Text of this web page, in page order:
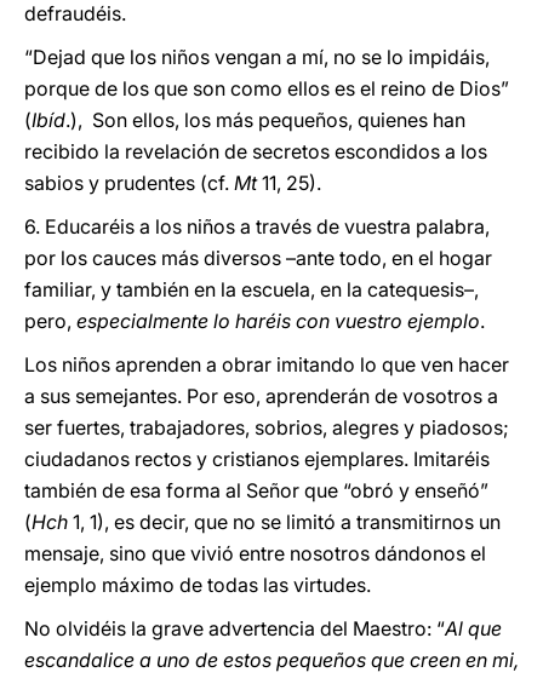
defraudéis.
“Dejad que los niños vengan a mí, no se lo impidáis,
porque de los que son como ellos es el reino de Dios”
(Ibíd.), Son ellos, los más pequeños, quienes han
recibido la revelación de secretos escondidos a los
sabios y prudentes (cf. Mt11, 25).
6. Educaréis a los niños a través de vuestra palabra,
por los cauces más diversos –ante todo, en el hogar
familiar, y también en la escuela, en la catequesis–,
pero, especialmente lo haréis con vuestro ejemplo.
Los niños aprenden a obrar imitando lo que ven hacer
a sus semejantes. Por eso, aprenderán de vosotros a
ser fuertes, trabajadores, sobrios, alegres y piadosos;
ciudadanos rectos y cristianos ejemplares. Imitaréis
también de esa forma al Señor que “obró y enseñó”
(Hch 1, 1), es decir, que no se limitó a transmitirnos un
mensaje, sino que vivió entre nosotros dándonos el
ejemplo máximo de todas las virtudes.
No olvidéis la grave advertencia del Maestro: “Al que
escandalice a uno de estos pequeños que creen en mi,